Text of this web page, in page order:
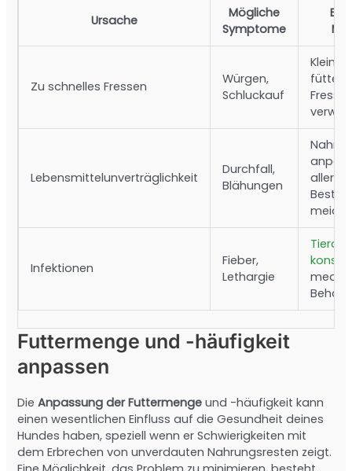
Ursache
Mögliche
Symptome
Zu schnelles Fressen
Würgen,
Schluckauf
Lebensmittelunverträglichkeit
Durchfall,
Blähungen
Infektionen
Fieber,
Lethargie
Futtermenge und -häufigkeit
anpassen
DieAnpassung der Futtermenge und -häufigkeit kann
einen wesentlichen Einfluss auf die Gesundheit deines
Hundes haben, speziell wenn er Schwierigkeiten mit
dem Erbrechen von unverdauten Nahrungsresten zeigt.